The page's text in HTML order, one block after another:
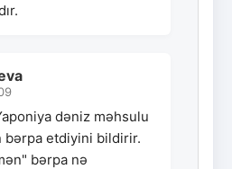
dəniz məhsulu
bərpa etdiyini bildirir.
bərpa nə